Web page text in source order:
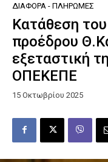
ΔΙΆΦΟΡΑ - ΠΛΗΡΩΜΈΣ
Κατάθεση
προέδρου
εξεταστική
ΟΠΕΚΕΠΕ
15 Οκτωβρίου 2025